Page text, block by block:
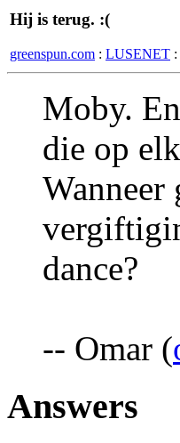
Hij is terug. :(
greenspun.com : LUSENET :
Moby.
die op
Wanneer
dance?
-- Omar (
Answers